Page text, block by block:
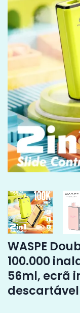
WASPE
100.000
56ml, ecrã